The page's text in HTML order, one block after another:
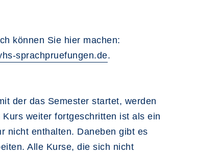
können Sie hier machen:
sprachpruefungen.de.
der das Semester startet, werden
weiter fortgeschritten ist als ein
nicht enthalten. Daneben gibt es
Alle Kurse, die sich nicht